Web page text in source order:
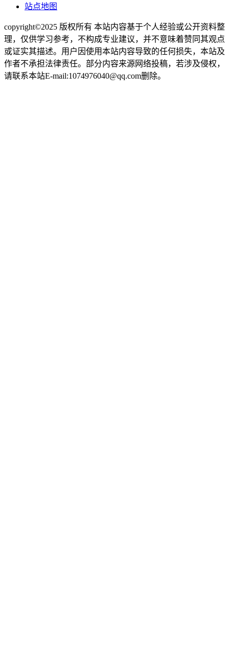
站点地图
copyright©2025 版权所有 本站内容基于个人经验或公开资料整
理，仅供学习参考，不构成专业建议，并不意味着赞同其观点
或证实其描述。用户因使用本站内容导致的任何损失，本站及
作者不承担法律责任。部分内容来源网络投稿，若涉及侵权，
请联系本站E-mail:1074976040@qq.com删除。